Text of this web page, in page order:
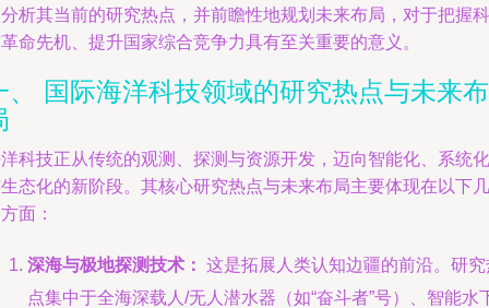
析其当前的研究热点，并前瞻性地规划未来布局，对于把握科
命先机、提升国家综合竞争力具有至关重要的意义。
、 国际海洋科技领域的研究热点与未来布
科技正从传统的观测、探测与资源开发，迈向智能化、系统化
态化的新阶段。其核心研究热点与未来布局主要体现在以下几
面：
深海与极地探测技术： 这是拓展人类认知边疆的前沿。研究
点集中于全海深载人/无人潜水器（如“奋斗者”号）、智能水